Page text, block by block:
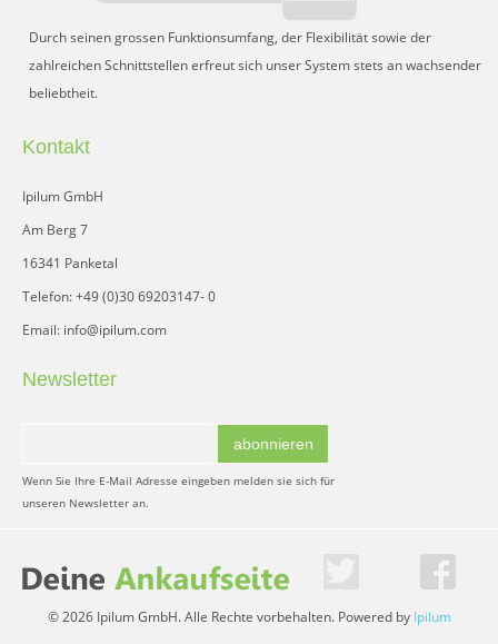
Durch seinen grossen Funktionsumfang, der Flexibilität sowie der
zahlreichen Schnittstellen erfreut sich unser System stets an wachsender
beliebtheit.
Kontakt
Ipilum GmbH
Am Berg 7
16341 Panketal
Telefon: +49 (0)30 69203147- 0
Email: info@ipilum.com
Newsletter
abonnieren
Wenn Sie Ihre E-Mail Adresse eingeben melden sie sich für
unseren Newsletter an.
© 2026 Ipilum GmbH. Alle Rechte vorbehalten. Powered by Ipilum